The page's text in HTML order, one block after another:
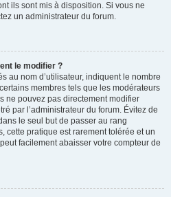
ils sont mis à disposition. Si vous ne
un administrateur du forum.
le modifier ?
au nom d’utilisateur, indiquent le nombre
membres tels que les modérateurs
ne pouvez pas directement modifier
par l’administrateur du forum. Évitez de
le seul but de passer au rang
cette pratique est rarement tolérée et un
facilement abaisser votre compteur de